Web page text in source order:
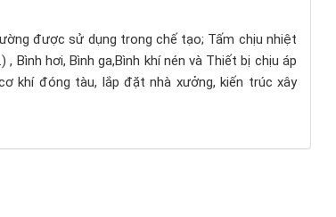
được sử dụng trong chế tạo; Tấm chịu nhiệt
Bình hơi, Bình ga,Bình khí nén và Thiết bị chịu áp
khí đóng tàu, lắp đặt nhà xưởng, kiến trúc xây